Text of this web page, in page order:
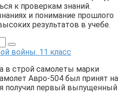
к проверкам знаний.
и понимание прошлого
результатов в учебе.
войны. 11 класс
в строй самолеты марки
Авро-504 был принят на
получил первый выпущенный